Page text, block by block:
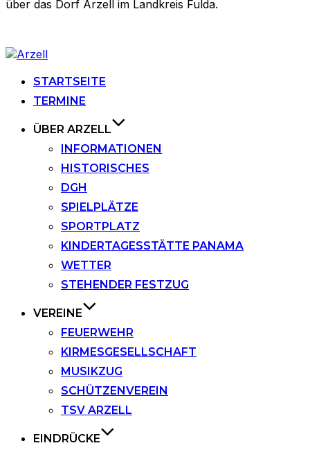
über das Dorf Arzell im Landkreis Fulda.
Zu
springenSTARTSEITE
TERMINE
ÜBER ARZELL
INFORMATIONEN
HISTORISCHES
DGH
SPIELPLÄTZE
SPORTPLATZ
KINDERTAGESSTÄTTE PANAMA
WETTER
STEHENDER FESTZUG
VEREINE
FEUERWEHR
KIRMESGESELLSCHAFT
MUSIKZUG
SCHÜTZENVEREIN
TSV ARZELL
EINDRÜCKE